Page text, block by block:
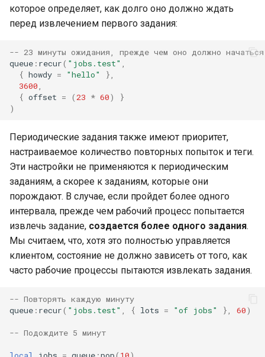
которое определяет, как долго оно должно ждать
перед извлечением первого задания:
-- 23 минуты ожидания, прежде чем оно должно начаться
queue : recur( "jobs.test"
{ howdy = "hello"
},
3600
{ offset = ( 23 * 60)
}
)
Периодические задания также имеют приоритет,
настраиваемое количество повторных попыток и теги.
Эти настройки не применяются к периодическим
заданиям, а скорее к заданиям, которые они
порождают. В случае, если пройдет более одного
интервала, прежде чем рабочий процесс попытается
извлечь задание, создается более одного задания.
Мы считаем, что, хотя это полностью управляется
клиентом, состояние не должно зависеть от того, как
часто рабочие процессы пытаются извлекать задания.
-- Повторять каждую минуту
queue : recur( "jobs.test" { lots = "of jobs" }, 60 )
-- Подождите 5 минут